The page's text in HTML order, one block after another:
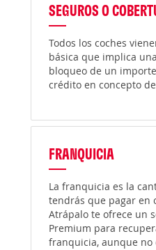
SEGUROS O
Todos los coches
básica que implica
bloqueo de un
crédito en concepto
FRANQUICIA
La franquicia es la
tendrás que pagar en
Atrápalo te ofrece un
Premium para
franquicia, aunque no